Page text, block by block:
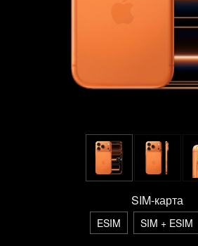
SIM-карта
ESIM SIM + ESIM